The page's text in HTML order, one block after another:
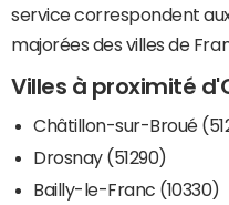
service correspondent
majorées des villes de
Villes à proximité
Châtillon-sur-Broué
Drosnay (51290)
Bailly-le-Franc (10330)